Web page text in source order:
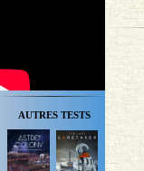
AUTRES TESTS